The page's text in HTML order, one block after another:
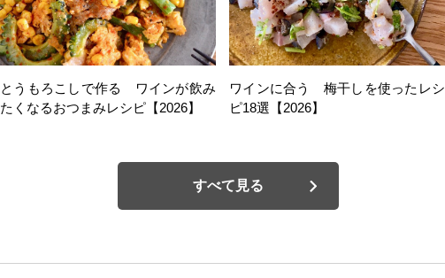
とうもろこしで作る ワインが飲み
たくなるおつまみレシピ【2026】
ワインに合う 梅干しを使ったレシ
ピ18選【2026】
すべて見る